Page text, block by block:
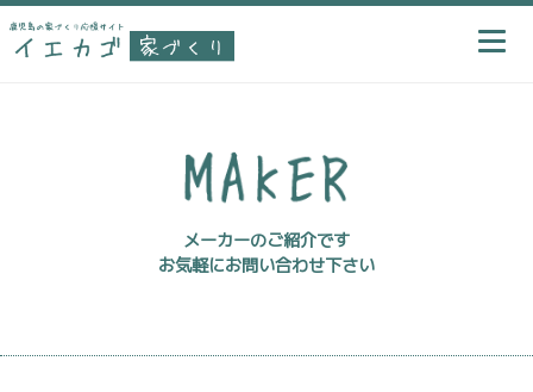
メーカーのご紹介です
お気軽にお問い合わせ下さい